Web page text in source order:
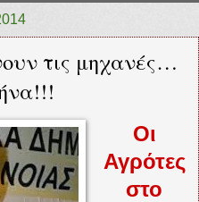
τις μηχανές…
Οι
Αγρότες
στο